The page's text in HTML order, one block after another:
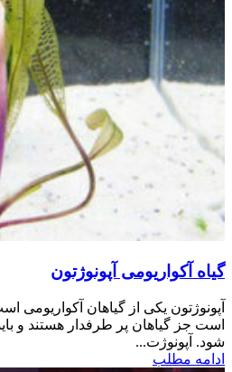
گیاه آکواریومی آپونوژتون
است جز گیاهان پر طرفدار هستند و
شود. آپونوژت...
ادامه مطلب